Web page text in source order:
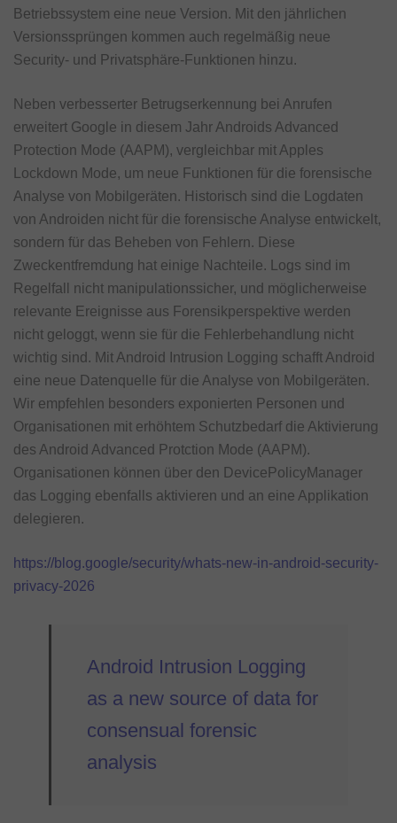
Betriebssystem eine neue Version. Mit den jährlichen
Versionssprüngen kommen auch regelmäßig neue
Security- und Privatsphäre-Funktionen hinzu.
Neben verbesserter Betrugserkennung bei Anrufen
erweitert Google in diesem Jahr Androids Advanced
Protection Mode (AAPM), vergleichbar mit Apples
Lockdown Mode, um neue Funktionen für die forensische
Analyse von Mobilgeräten. Historisch sind die Logdaten
von Androiden nicht für die forensische Analyse entwickelt,
sondern für das Beheben von Fehlern. Diese
Zweckentfremdung hat einige Nachteile. Logs sind im
Regelfall nicht manipulationssicher, und möglicherweise
relevante Ereignisse aus Forensikperspektive werden
nicht geloggt, wenn sie für die Fehlerbehandlung nicht
wichtig sind. Mit Android Intrusion Logging schafft Android
eine neue Datenquelle für die Analyse von Mobilgeräten.
Wir empfehlen besonders exponierten Personen und
Organisationen mit erhöhtem Schutzbedarf die Aktivierung
des Android Advanced Protction Mode (AAPM).
Organisationen können über den DevicePolicyManager
das Logging ebenfalls aktivieren und an eine Applikation
delegieren.
https://blog.google/security/whats-new-in-android-security-
privacy-2026
Android Intrusion Logging
as a new source of data for
consensual forensic
analysis